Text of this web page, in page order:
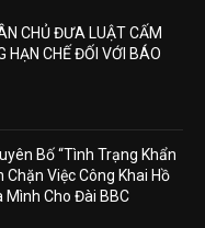
CHỦ ĐƯA LUẬT CẤM
HẠN CHẾ ĐỐI VỚI BÁO
Bố “Tình Trạng Khẩn
Chặn Việc Công Khai Hồ
Mình Cho Đài BBC